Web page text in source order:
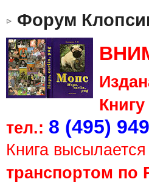
Форум
тел.: 8 (495)
Книга
транспортом по